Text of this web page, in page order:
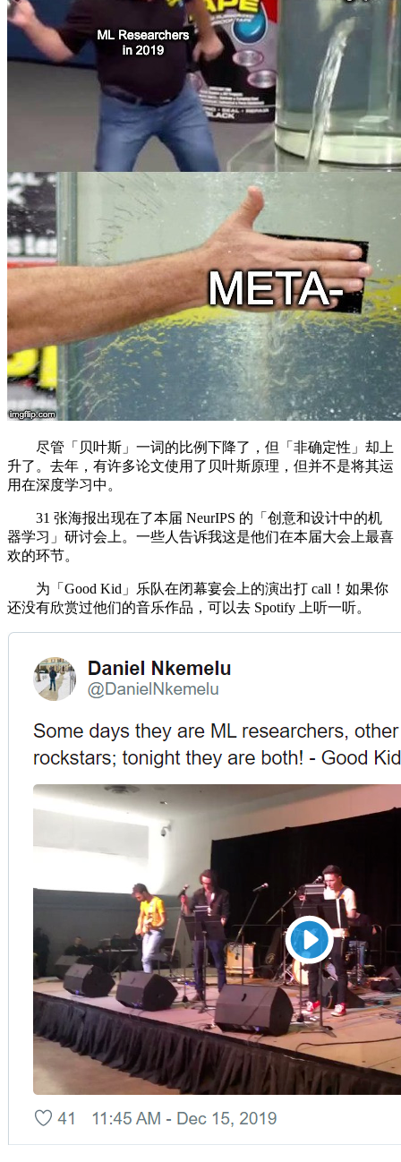
尽管「贝叶斯」一词的比例下降了，但「非确定性」却上
升了。去年，有许多论文使用了贝叶斯原理，但并不是将其运
用在深度学习中。
31 张海报出现在了本届 NeurIPS 的「创意和设计中的机
器学习」研讨会上。一些人告诉我这是他们在本届大会上最喜
欢的环节。
为「Good Kid」乐队在闭幕宴会上的演出打 call！如果你
还没有欣赏过他们的音乐作品，可以去 Spotify 上听一听。